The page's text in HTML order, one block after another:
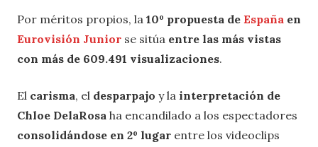
Por méritos propios, la 10º propuesta de España en
Eurovisión Junior se sitúa entre las más vistas
con más de 609.491 visualizaciones.
El carisma, el desparpajo y la interpretación de
Chloe DelaRosa ha encandilado a los espectadores
consolidándose en 2º lugar entre los videoclips